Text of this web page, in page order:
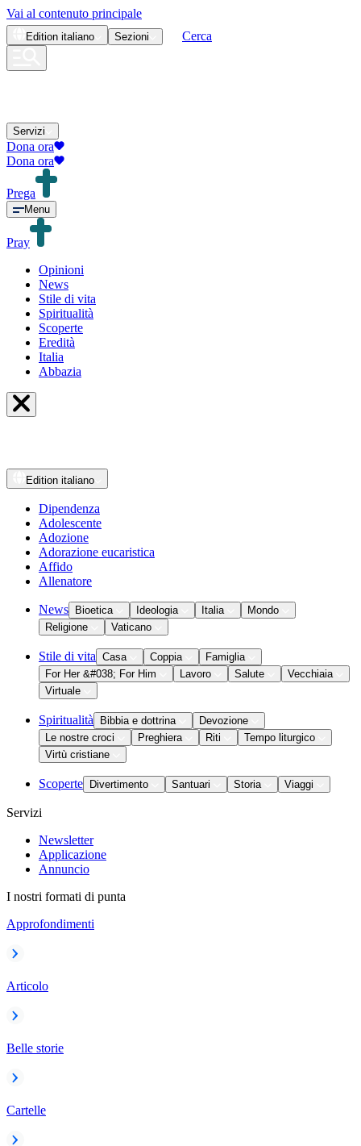
Vai al contenuto principale
Edition italiano Sezioni Cerca
Servizi
Dona ora
Dona ora
Prega
Menu
Pray
Opinioni
News
Stile di vita
Spiritualità
Scoperte
Eredità
Italia
Abbazia
Edition italiano
Dipendenza
Adolescente
Adozione
Adorazione eucaristica
Affido
Allenatore
News Bioetica Ideologia Italia
Mondo
Religione
Vaticano
Stile di vita Casa Coppia
Famiglia
For Her &#038; For Him
Lavoro Salute
Vecchiaia
Virtuale
Spiritualità Bibbia e dottrina
Devozione
Le nostre croci
Preghiera Riti
Tempo liturgico
Virtù cristiane
Scoperte Divertimento Santuari Storia Viaggi
Servizi
Newsletter
Applicazione
Annuncio
I nostri formati di punta
Approfondimenti
Articolo
Belle storie
Cartelle